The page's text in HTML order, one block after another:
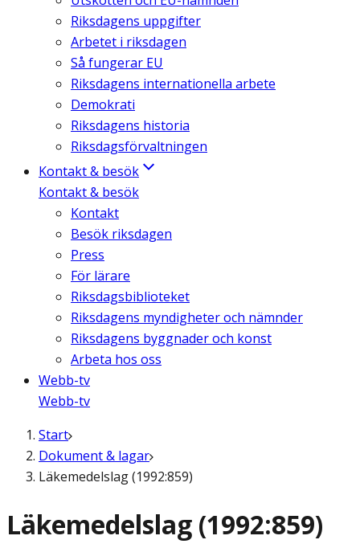
Riksdagens uppgifter
Arbetet i riksdagen
Så fungerar EU
Riksdagens internationella arbete
Demokrati
Riksdagens historia
Riksdagsförvaltningen
Kontakt & besök
Kontakt & besök
Kontakt
Besök riksdagen
Press
För lärare
Riksdagsbiblioteket
Riksdagens myndigheter och nämnder
Riksdagens byggnader och konst
Arbeta hos oss
Webb-tv
Webb-tv
Start
Dokument & lagar
Läkemedelslag (1992:859)
Läkemedelslag (1992:859)